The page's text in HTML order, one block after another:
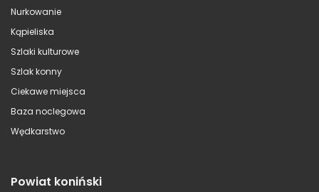
Nurkowanie
Kąpieliska
Szlaki kulturowe
Szlak konny
Ciekawe miejsca
Baza noclegowa
Wędkarstwo
Powiat koniński